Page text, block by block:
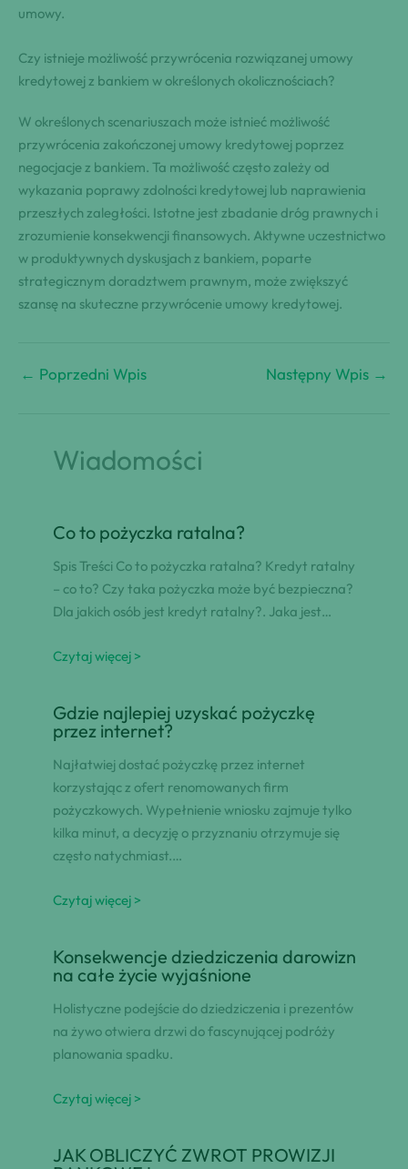
umowy.
Czy istnieje możliwość przywrócenia rozwiązanej umowy
kredytowej z bankiem w określonych okolicznościach?
W określonych scenariuszach może istnieć możliwość
przywrócenia zakończonej umowy kredytowej poprzez
negocjacje z bankiem. Ta możliwość często zależy od
wykazania poprawy zdolności kredytowej lub naprawienia
przeszłych zaległości. Istotne jest zbadanie dróg prawnych i
zrozumienie konsekwencji finansowych. Aktywne uczestnictwo
w produktywnych dyskusjach z bankiem, poparte
strategicznym doradztwem prawnym, może zwiększyć
szansę na skuteczne przywrócenie umowy kredytowej.
← Poprzedni Wpis Następny Wpis →
Wiadomości
Co to pożyczka ratalna?
Spis Treści Co to pożyczka ratalna? Kredyt ratalny
– co to? Czy taka pożyczka może być bezpieczna?
Dla jakich osób jest kredyt ratalny?. Jaka jest…
Czytaj więcej >
Gdzie najlepiej uzyskać pożyczkę
przez internet?
Najłatwiej dostać pożyczkę przez internet
korzystając z ofert renomowanych firm
pożyczkowych. Wypełnienie wniosku zajmuje tylko
kilka minut, a decyzję o przyznaniu otrzymuje się
często natychmiast.…
Czytaj więcej >
Konsekwencje dziedziczenia darowizn
na całe życie wyjaśnione
Holistyczne podejście do dziedziczenia i prezentów
na żywo otwiera drzwi do fascynującej podróży
planowania spadku.
Czytaj więcej >
JAK OBLICZYĆ ZWROT PROWIZJI